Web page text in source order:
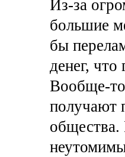
Из-за
большие
бы
денег,
Вообще-то
получают
общества.